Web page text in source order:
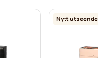
Nytt utseende